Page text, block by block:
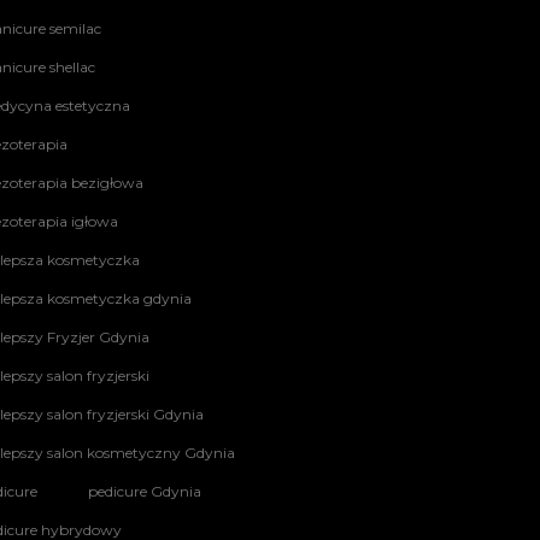
semilac
shellac
estetyczna
bezigłowa
igłowa
kosmetyczka
kosmetyczka gdynia
Fryzjer Gdynia
salon fryzjerski
salon fryzjerski Gdynia
salon kosmetyczny Gdynia
pedicure Gdynia
hybrydowy